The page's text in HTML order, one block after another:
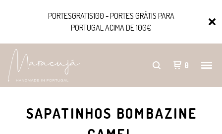
PORTESGRATIS100 - PORTES GRÁTIS PARA
PORTUGAL ACIMA DE 100€
0
SAPATINHOS BOMBAZINE